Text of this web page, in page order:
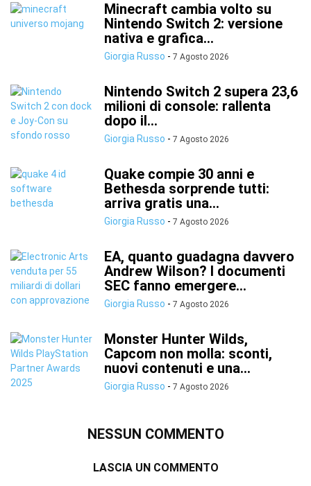
Minecraft cambia volto su
Nintendo Switch 2: versione
nativa e grafica...
Giorgia Russo - 7 Agosto 2026
Nintendo Switch 2 supera 23,6
milioni di console: rallenta
dopo il...
Giorgia Russo - 7 Agosto 2026
Quake compie 30 anni e
Bethesda sorprende tutti:
arriva gratis una...
Giorgia Russo - 7 Agosto 2026
EA, quanto guadagna davvero
Andrew Wilson? I documenti
SEC fanno emergere...
Giorgia Russo - 7 Agosto 2026
Monster Hunter Wilds,
Capcom non molla: sconti,
nuovi contenuti e una...
Giorgia Russo - 7 Agosto 2026
NESSUN COMMENTO
LASCIA UN COMMENTO